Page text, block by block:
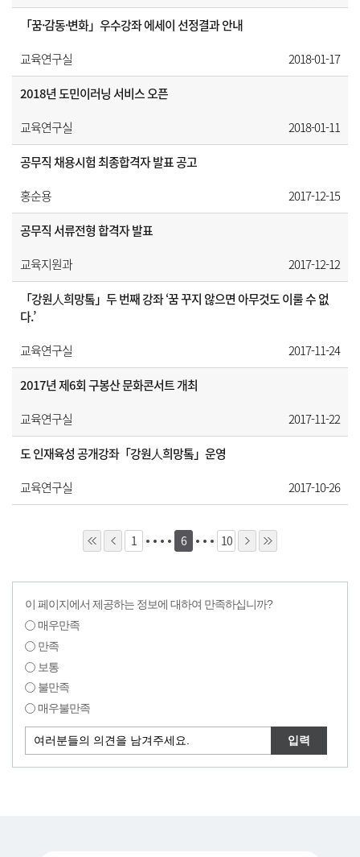
「꿈·감동·변화」우수강좌 에세이 선정결과 안내
교육연구실
2018-01-17
2018년 도민이러닝 서비스 오픈
교육연구실
2018-01-11
공무직 채용시험 최종합격자 발표 공고
홍순용
2017-12-15
공무직 서류전형 합격자 발표
교육지원과
2017-12-12
「강원人희망톸」두 번째 강좌 ‘꿈 꾸지 않으면 아무것도 이룰 수 없
다.’
교육연구실
2017-11-24
2017년 제6회 구봉산 문화콘서트 개최
교육연구실
2017-11-22
도 인재육성 공개강좌「강원人희망톸」운영
교육연구실
2017-10-26
1 6 10
이 페이지에서 제공하는 정보에 대하여 만족하십니까?
매우만족
만족
보통
불만족
매우불만족